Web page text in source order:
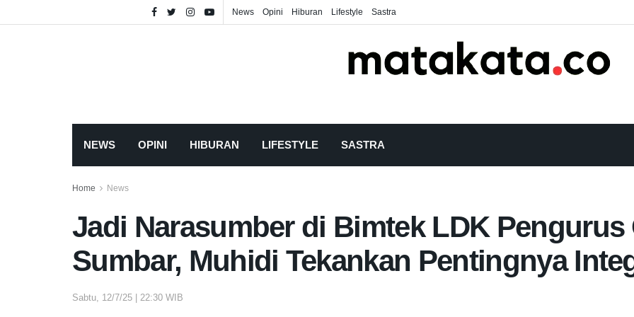
News Opini Hiburan Lifestyle Sastra
NEWS OPINI HIBURAN LIFESTYLE SASTRA
Home News
Jadi Narasumber di Bimtek LDK Pengurus
Sumbar, Muhidi Tekankan Pentingnya
Sabtu, 12/7/25 | 22:30 WIB